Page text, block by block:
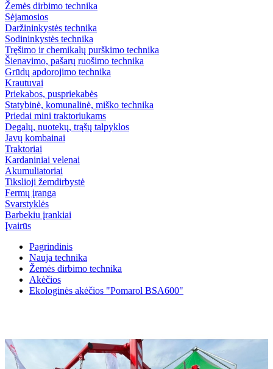
Žemės dirbimo technika
Sėjamosios
Daržininkystės technika
Sodininkystės technika
Tręšimo ir chemikalų purškimo technika
Šienavimo, pašarų ruošimo technika
Grūdų apdorojimo technika
Krautuvai
Priekabos, puspriekabės
Statybinė, komunalinė, miško technika
Priedai mini traktoriukams
Degalų, nuotekų, trąšų talpyklos
Javų kombainai
Traktoriai
Kardaniniai velenai
Akumuliatoriai
Tikslioji žemdirbystė
Fermų įranga
Svarstyklės
Barbekiu įrankiai
Įvairūs
Pagrindinis
Nauja technika
Žemės dirbimo technika
Akėčios
Ekologinės akėčios "Pomarol BSA600"